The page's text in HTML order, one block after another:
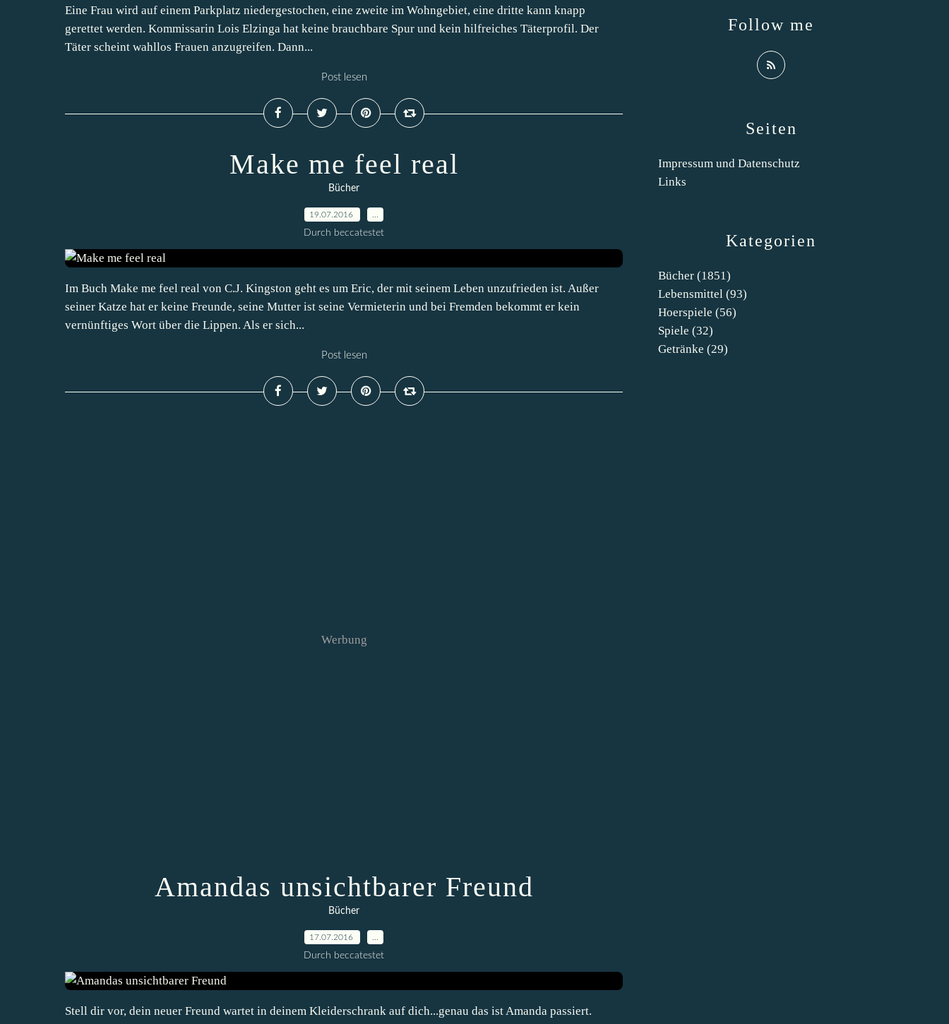
Eine Frau wird auf einem Parkplatz niedergestochen, eine zweite im Wohngebiet, eine dritte kann knapp
gerettet werden. Kommissarin Lois Elzinga hat keine brauchbare Spur und kein hilfreiches Täterprofil. Der
Täter scheint wahllos Frauen anzugreifen. Dann...
Post lesen
Make me feel real
Bücher
19.07.2016
Durch beccatestet
Im Buch Make me feel real von C.J. Kingston geht es um Eric, der mit seinem Leben unzufrieden ist. Außer
seiner Katze hat er keine Freunde, seine Mutter ist seine Vermieterin und bei Fremden bekommt er kein
vernünftiges Wort über die Lippen. Als er sich...
Post lesen
Werbung
Amandas unsichtbarer Freund
Bücher
17.07.2016
Durch beccatestet
Stell dir vor, dein neuer Freund wartet in deinem Kleiderschrank auf dich...genau das ist Amanda passiert.
Kategorien
Bücher (1851)
Lebensmittel (93)
Hoerspiele (56)
Spiele (32)
Getränke (29)
Seiten
Impressum und Datenschutz
Links
Follow me